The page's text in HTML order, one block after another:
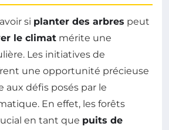
si planter des arbres peut
le climat mérite une
Les initiatives de
une opportunité précieuse
aux défis posés par le
En effet, les forêts
en tant que puits de